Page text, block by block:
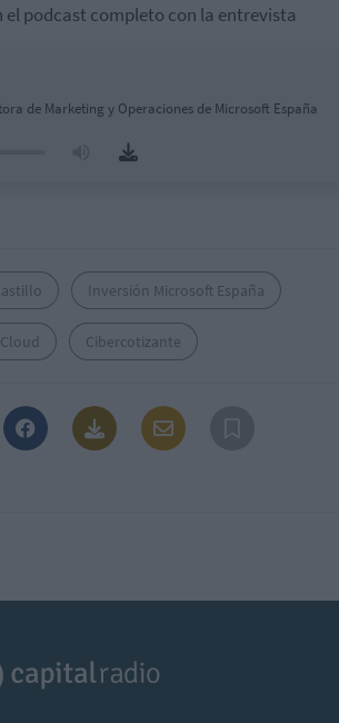
podcast completo con la entrevista
de Marketing y Operaciones de Microsoft España
Inversión Microsoft España
Cibercotizante